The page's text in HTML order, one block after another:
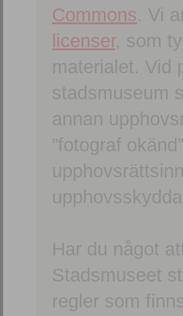
Commons. Vi
licenser, som
materialet. Vid
stadsmuseum
annan
”fotograf
Har du något
Stadsmuseet
regler som